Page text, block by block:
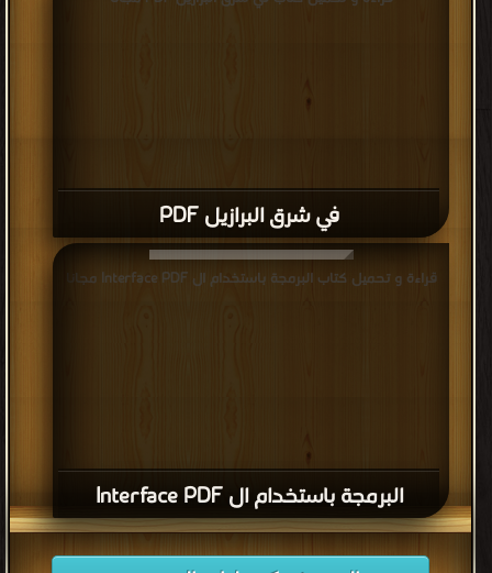
في شرق البرازيل PDF
البرمجة باستخدام ال Interface PDF
قراءة و تحميل كتاب البرمجة باستخدام ال Interface PDF مجانا